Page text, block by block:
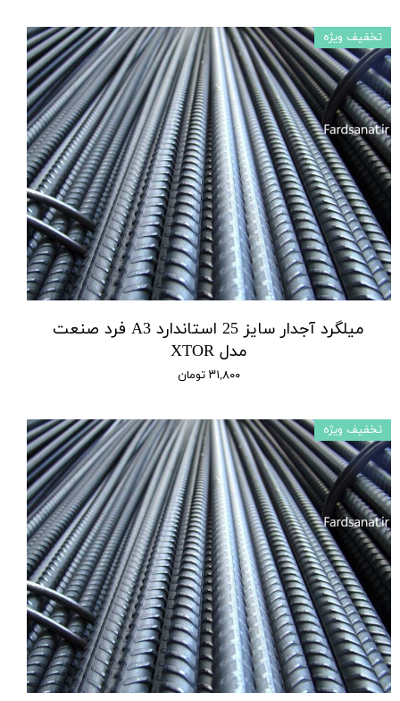
میلگرد آجدار سایز 25 استاندارد A3 فرد صنعت
مدل XTOR
۳۱,۸۰۰ تومان
تخفیف ویژه
تخفیف ویژه